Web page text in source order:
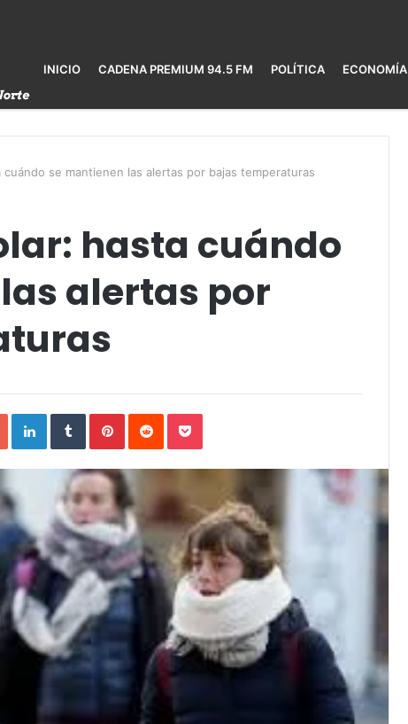
INICIO CADENA PREMIUM 94.5 FM POLÍTICA ECONOMÍA
se mantienen las alertas por bajas temperaturas
hasta cuándo
alertas por
Google+LinkedInTumblrPinterestReddit Pocket